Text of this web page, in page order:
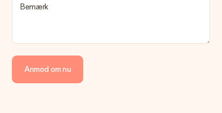
hvilken måde din ordre sendes på? Kontakt venligst vores
Vi tilbyder følgende betalingsmetoder: Dankort, Paypal,
kreditkort, faktura via Klarna eller bankoverførsel. I tilfælde af
manuel betaling overførsel, skal du tage højde for en ekstra 3
Bemærk
Anmod om nu